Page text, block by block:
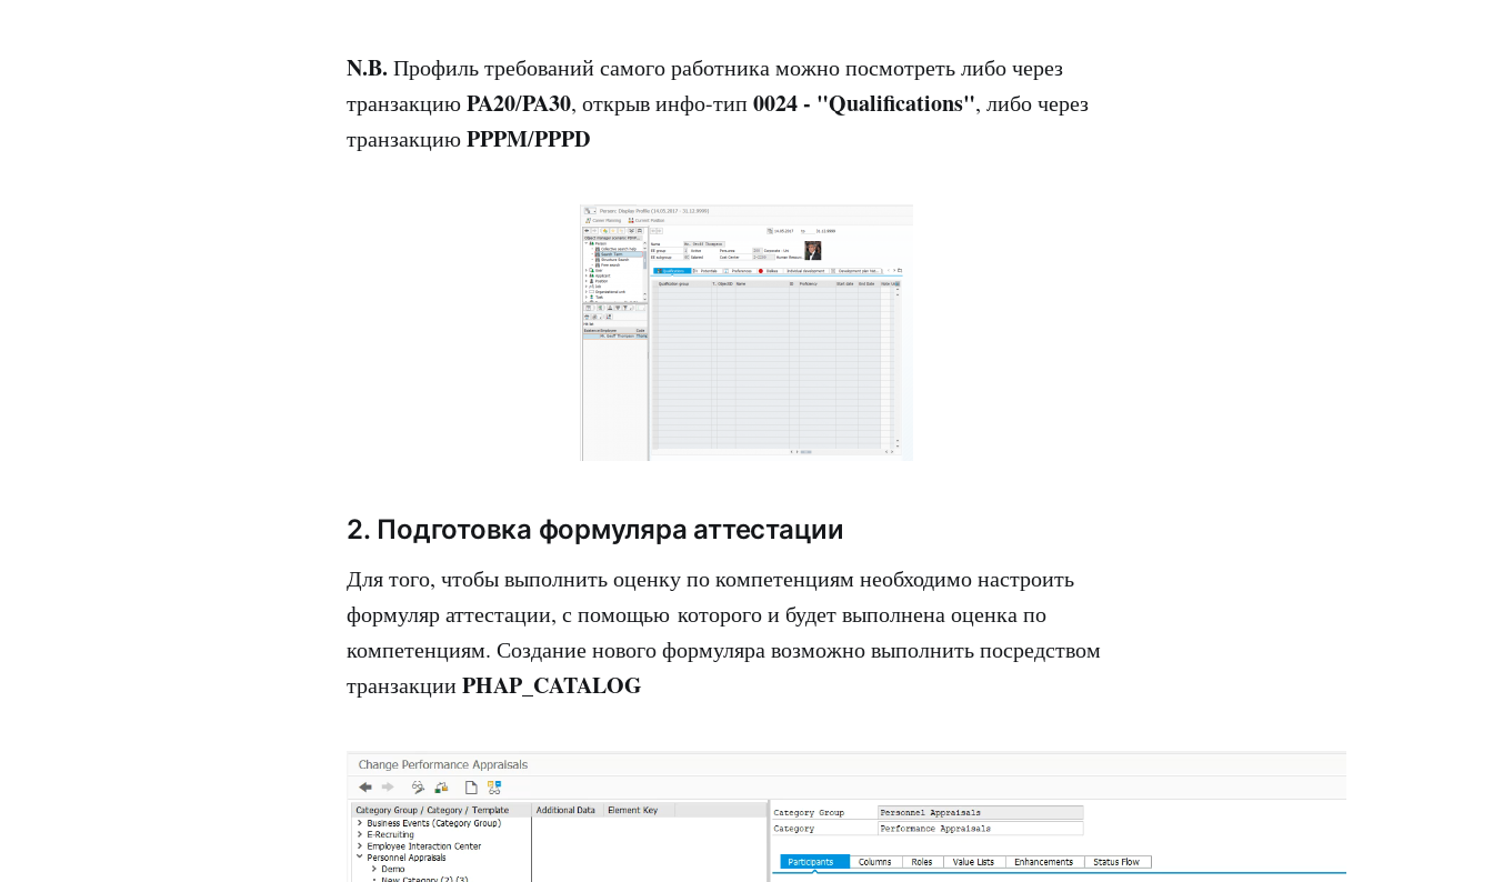
N.B. Профиль требований самого работника можно посмотреть либо через
транзакциюPA20/PA30, открыв инфо-тип0024 - "Qualifications", либо через
транзакциюPPPM/PPPD
2. Подготовка формуляра аттестации
Для того, чтобы выполнить оценку по компетенциям необходимо настроить
формуляр аттестации, с помощью которого и будет выполнена оценка по
компетенциям. Создание нового формуляра возможно выполнить посредством
транзакцииPHAP_CATALOG